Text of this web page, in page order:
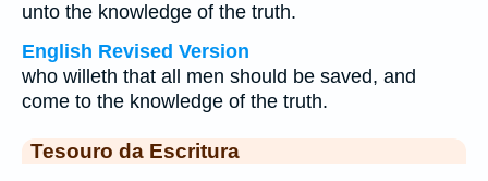
unto the knowledge of the truth.
English Revised Version
who willeth that all men should be saved, and
come to the knowledge of the truth.
Tesouro da Escritura